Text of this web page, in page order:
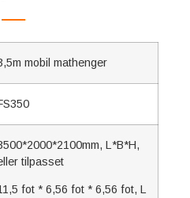
mobil mathenger
L*B*H,
tilpasset
fot * 6,56 fot * 6,56 fot, L